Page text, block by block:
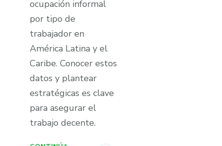
ocupación informal
por tipo de
trabajador en
América Latina y el
Caribe. Conocer estos
datos y plantear
estratégicas es clave
para asegurar el
trabajo decente.